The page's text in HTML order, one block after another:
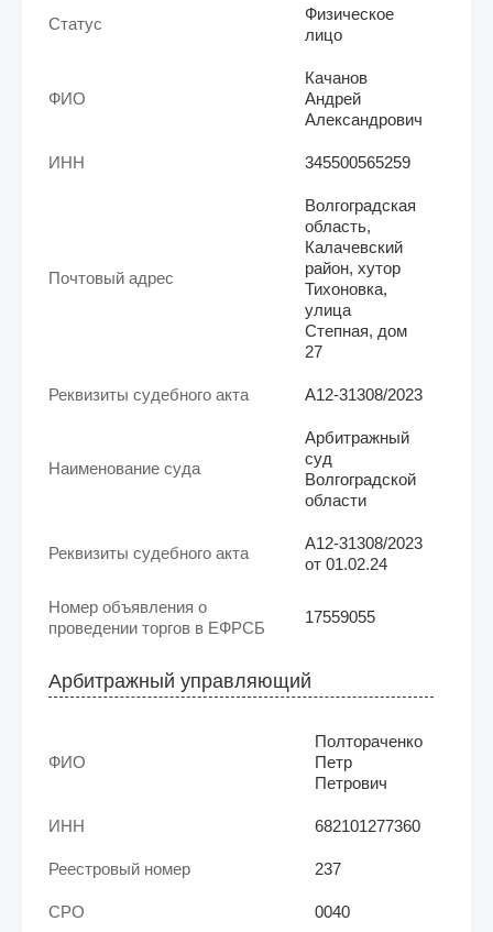
Статус
Физическое
лицо
ФИО
Качанов
Андрей
Александрович
ИНН 345500565259
Почтовый адрес
Волгоградская
область,
Калачевский
район, хутор
Тихоновка,
улица
Степная, дом
27
Реквизиты судебного акта А12-31308/2023
Наименование суда
Арбитражный
суд
Волгоградской
области
Реквизиты судебного акта
А12-31308/2023
от 01.02.24
Номер объявления о
проведении торгов в ЕФРСБ
17559055
Арбитражный управляющий
ФИО
Полтораченко
Петр
Петрович
ИНН 682101277360
Реестровый номер 237
СРО 0040